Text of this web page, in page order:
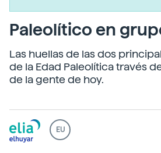
Paleolítico en
Las huellas de las dos
de la Edad Paleolítica través
de la gente de hoy.
EU